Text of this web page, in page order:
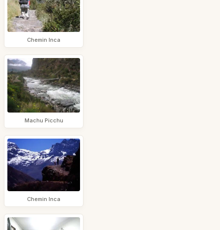
Chemin Inca
Machu Picchu
Chemin Inca